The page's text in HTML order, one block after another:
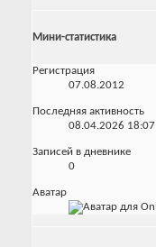
Мини-статистика
Регистрация
07.08.2012
Последняя активность
08.04.2026 18:07
Записей в дневнике
0
Аватар